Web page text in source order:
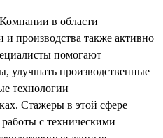
в области
производства также активно
помогают
улучшать производственные
технологии
Стажеры в этой сфере
с техническими